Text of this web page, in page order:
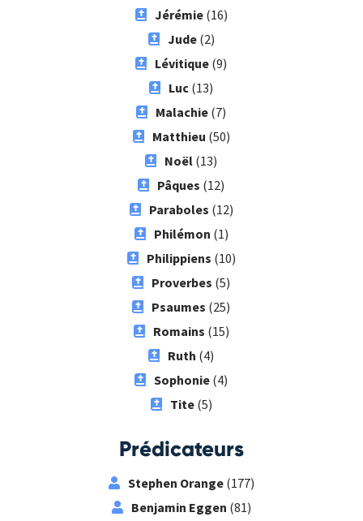
Jérémie(16)
Jude(2)
Lévitique (9)
Luc (13)
Malachie (7)
Matthieu (50)
Noël (13)
Pâques (12)
Paraboles (12)
Philémon (1)
Philippiens (10)
Proverbes (5)
Psaumes (25)
Romains (15)
Ruth (4)
Sophonie (4)
Tite(5)
Prédicateurs
Stephen Orange(177)
Benjamin Eggen (81)